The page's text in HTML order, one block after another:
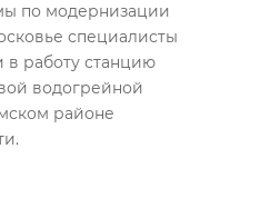
по модернизации
специалисты
работу станцию
водогрейной
районе